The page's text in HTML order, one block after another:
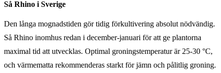
Så Rhino i Sverige
Den långa mognadstiden gör tidig förkultivering absolut nödvändig.
Så Rhino inomhus redan i december-januari för att ge plantorna
maximal tid att utvecklas. Optimal groningstemperatur är 25-30 °C,
och värmematta rekommenderas starkt för jämn och pålitlig groning.